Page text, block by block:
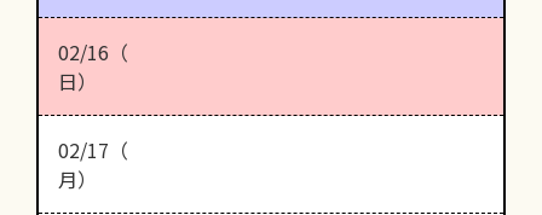
02/16（
日）
02/17（
月）